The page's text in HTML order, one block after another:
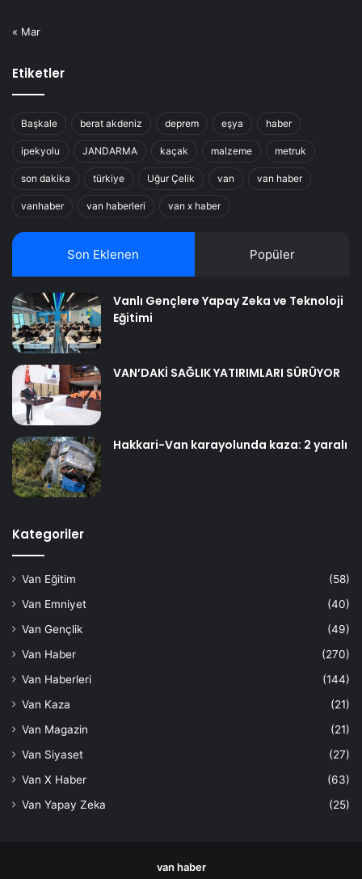
« Mar
Etiketler
Başkale berat akdeniz deprem eşya haber
ipekyolu JANDARMA kaçak malzeme metruk
son dakika türkiye Uğur Çelik van van haber
vanhaber van haberleri van x haber
Son Eklenen Popüler
Vanlı Gençlere Yapay Zeka ve Teknoloji
Eğitimi
VAN’DAKİ SAĞLIK YATIRIMLARI SÜRÜYOR
Hakkari-Van karayolunda kaza: 2 yaralı
Kategoriler
Van Eğitim
(58)
Van Emniyet
(40)
Van Gençlik
(49)
Van Haber
(270)
Van Haberleri
(144)
Van Kaza
(21)
Van Magazin
(21)
Van Siyaset
(27)
Van X Haber
(63)
Van Yapay Zeka
(25)
van haber